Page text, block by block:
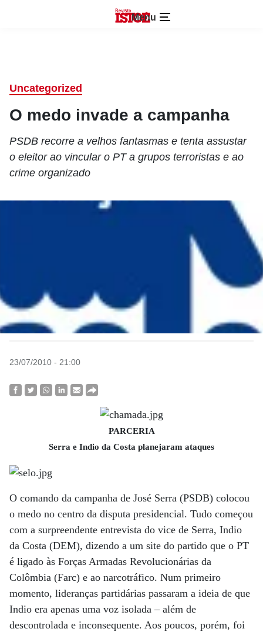
Menu
Uncategorized
O medo invade a campanha
PSDB recorre a velhos fantasmas e tenta assustar
o eleitor ao vincular o PT a grupos terroristas e ao
crime organizado
23/07/2010 - 21:00
PARCERIA
Serra e Indio da Costa planejaram ataques
O comando da campanha de José Serra (PSDB) colocou
o medo no centro da disputa presidencial. Tudo começou
com a surpreendente entrevista do vice de Serra, Indio
da Costa (DEM), dizendo a um site do partido que o PT
é ligado às Forças Armadas Revolucionárias da
Colômbia (Farc) e ao narcotráfico. Num primeiro
momento, lideranças partidárias passaram a ideia de que
Indio era apenas uma voz isolada – além de
descontrolada e inconsequente. Aos poucos, porém, foi